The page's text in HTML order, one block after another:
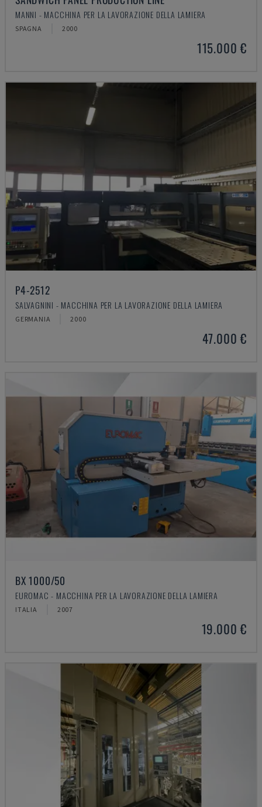
MANNI - MACCHINA PER LA LAVORAZIONE DELLA LAMIERA
SPAGNA 2000
115.000 €
P4-2512
SALVAGNINI - MACCHINA PER LA LAVORAZIONE DELLA LAMIERA
GERMANIA 2000
47.000 €
BX 1000/50
EUROMAC - MACCHINA PER LA LAVORAZIONE DELLA LAMIERA
ITALIA 2007
19.000 €